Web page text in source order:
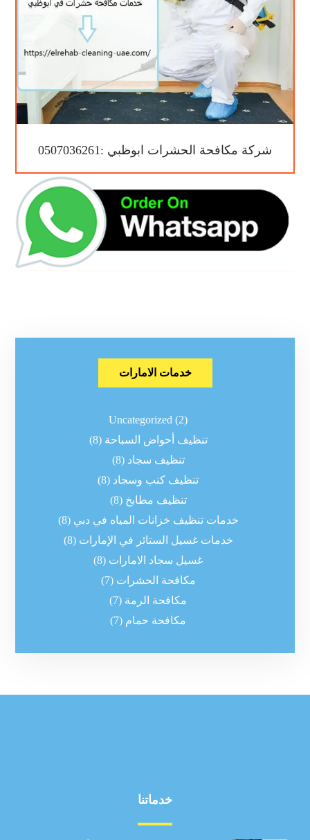
شركة مكافحة الحشرات ابوظبي :0507036261
خدمات الامارات
Uncategorized (2)
تنظيف أحواض السباحة (8)
تنظيف سجاد (8)
تنظيف كنب وسجاد (8)
تنظيف مطابخ (8)
خدمات تنظيف خزانات المياه في دبي (8)
خدمات غسيل الستائر في الإمارات (8)
غسيل سجاد الامارات (8)
مكافحة الحشرات (7)
مكافحة الرمة (7)
مكافحة حمام (7)
خدماتنا